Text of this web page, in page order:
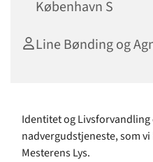
København S
Line Bønding og
Identitet og
nadvergudstjeneste, som
Mesterens Lys.